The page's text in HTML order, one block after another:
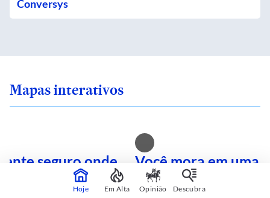
Conversys
Mapas interativos
seguro onde
Veja quais são
Você mora em uma
calor? Consulte sua
Hoje Em Alta Opinião Descubra